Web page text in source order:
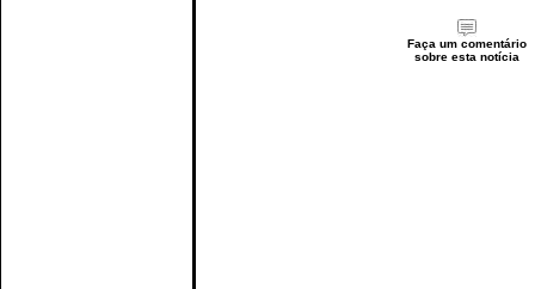
Faça um comentário
sobre esta notícia